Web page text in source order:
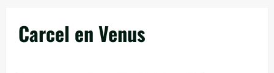
Carcel en Venus